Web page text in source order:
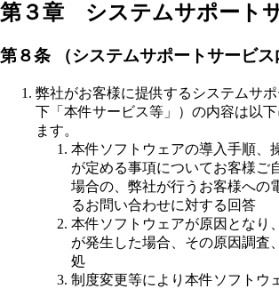
第３章 システムサポート
第８条 （システムサポートサービス
弊社がお客様に提供するシステムサ
下「本件サービス等」）の内容は以
ます。
本件ソフトウェアの導入手順、
が定める事項についてお客様ご
場合の、弊社が行うお客様への
るお問い合わせに対する回答
本件ソフトウェアが原因となり
が発生した場合、その原因調査
処
制度変更等により本件ソフトウ